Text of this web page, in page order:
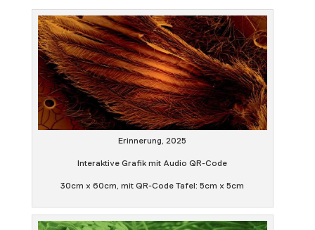
Erinnerung, 2025
Interaktive Grafik mit Audio QR-Code
30cm x 60cm, mit QR-Code Tafel: 5cm x 5cm